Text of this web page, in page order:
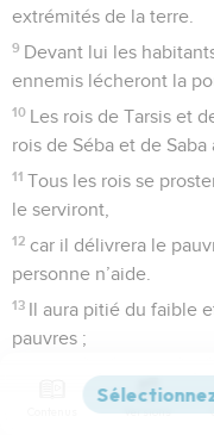
extrémités de la terre.
9 Devant lui les
ennemis lécheront la
10 Les rois de Tarsis et
rois de Séba et de
11 Tous les rois se
le serviront,
12 car il délivrera le
personne n’aide.
13 Il aura pitié du faible
pauvres ;
il les rachètera de
sang aura de la valeur
Versions